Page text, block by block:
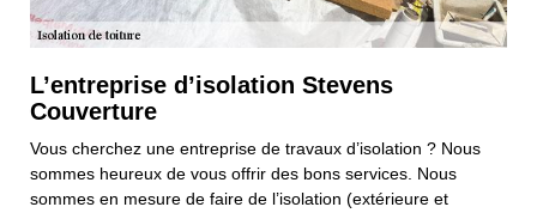
L’entreprise d’isolation Stevens
Couverture
Vous cherchez une entreprise de travaux d’isolation ? Nous
sommes heureux de vous offrir des bons services. Nous
sommes en mesure de faire de l’isolation (extérieure et